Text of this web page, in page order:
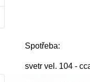
Spotřeba:
svetr vel. 104 -